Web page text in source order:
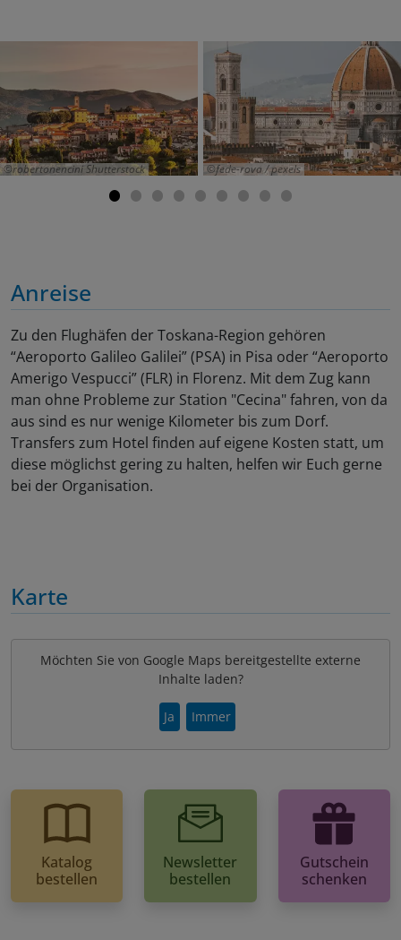
robertonencini Shutterstock fede-rova / pexels
Anreise
Zu den Flughäfen der Toskana-Region gehören
“Aeroporto Galileo Galilei” (PSA) in Pisa oder “Aeroporto
Amerigo Vespucci” (FLR) in Florenz. Mit dem Zug kann
man ohne Probleme zur Station "Cecina" fahren, von da
aus sind es nur wenige Kilometer bis zum Dorf.
Transfers zum Hotel finden auf eigene Kosten statt, um
diese möglichst gering zu halten, helfen wir Euch gerne
bei der Organisation.
Karte
Möchten Sie von Google Maps bereitgestellte externe
Inhalte laden?
Ja Immer
Katalog
bestellen
Newsletter
bestellen
Gutschein
schenken